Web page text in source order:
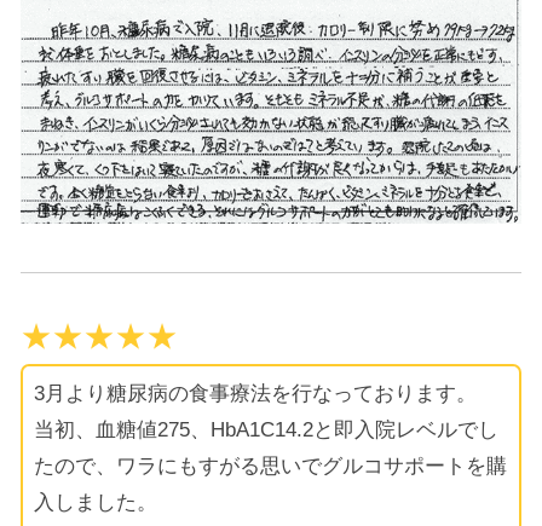
★★★★★
3月より糖尿病の食事療法を行なっております。
当初、血糖値275、HbA1C14.2と即入院レベルでし
たので、ワラにもすがる思いでグルコサポートを購
入しました。